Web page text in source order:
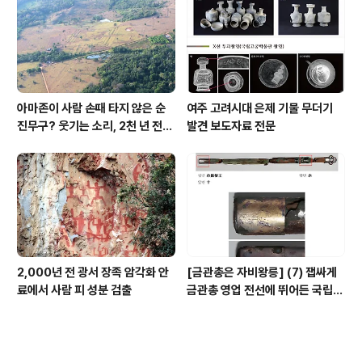
아마존이 사람 손때 타지 않은 순
진무구? 웃기는 소리, 2천 년 전에
여주 고려시대 은제 기물 무더기
발견 보도자료 전문
2,000년 전 광서 장족 암각화 안
료에서 사람 피 성분 검출
[금관총은 자비왕릉] (7) 잽싸게
금관총 영업 전선에 뛰어든 국립박